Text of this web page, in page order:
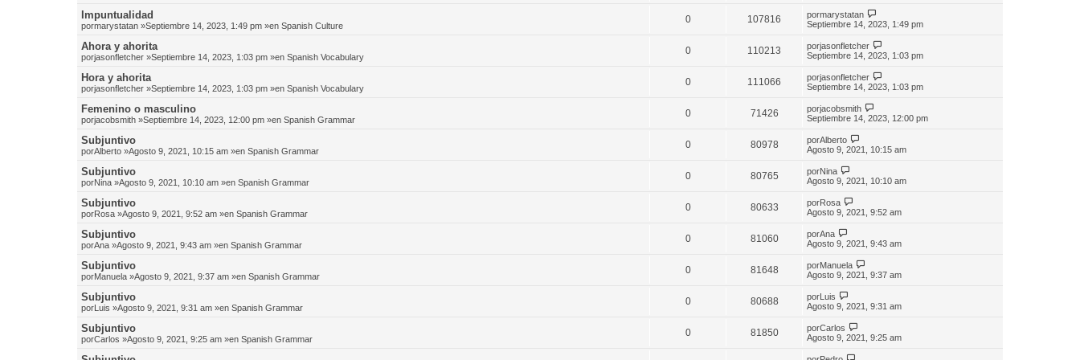
Impuntualidad
pormarystatan »Septiembre 14, 2023, 1:49 pm »en Spanish Culture
0 107816 pormarystatan
Septiembre 14, 2023, 1:49 pm
Ahora y ahorita
porjasonfletcher »Septiembre 14, 2023, 1:03 pm »en Spanish Vocabulary
0 110213 porjasonfletcher
Septiembre 14, 2023, 1:03 pm
Hora y ahorita
porjasonfletcher »Septiembre 14, 2023, 1:03 pm »en Spanish Vocabulary
0 111066 porjasonfletcher
Septiembre 14, 2023, 1:03 pm
Femenino o masculino
porjacobsmith »Septiembre 14, 2023, 12:00 pm »en Spanish Grammar
0 71426 porjacobsmith
Septiembre 14, 2023, 12:00 pm
Subjuntivo
porAlberto »Agosto 9, 2021, 10:15 am »en Spanish Grammar
0 80978 porAlberto
Agosto 9, 2021, 10:15 am
Subjuntivo
porNina »Agosto 9, 2021, 10:10 am »en Spanish Grammar
0 80765 porNina
Agosto 9, 2021, 10:10 am
Subjuntivo
porRosa »Agosto 9, 2021, 9:52 am »en Spanish Grammar
0 80633 porRosa
Agosto 9, 2021, 9:52 am
Subjuntivo
porAna »Agosto 9, 2021, 9:43 am »en Spanish Grammar
0 81060 porAna
Agosto 9, 2021, 9:43 am
Subjuntivo
porManuela »Agosto 9, 2021, 9:37 am »en Spanish Grammar
0 81648 porManuela
Agosto 9, 2021, 9:37 am
Subjuntivo
porLuis »Agosto 9, 2021, 9:31 am »en Spanish Grammar
0 80688 porLuis
Agosto 9, 2021, 9:31 am
Subjuntivo
porCarlos »Agosto 9, 2021, 9:25 am »en Spanish Grammar
0 81850 porCarlos
Agosto 9, 2021, 9:25 am